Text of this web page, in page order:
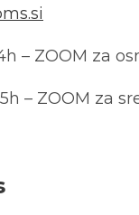
– ZOOM za
– ZOOM za